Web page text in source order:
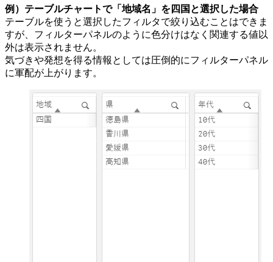
例） テーブルチャートで「地域名」を四国と選択した場合
テーブルを使うと選択したフィルタで絞り込むことはできま
すが、フィルターパネルのように色分けはなく関連する値以
外は表示されません。
気づきや発想を得る情報としては圧倒的にフィルターパネル
に軍配が上がります。